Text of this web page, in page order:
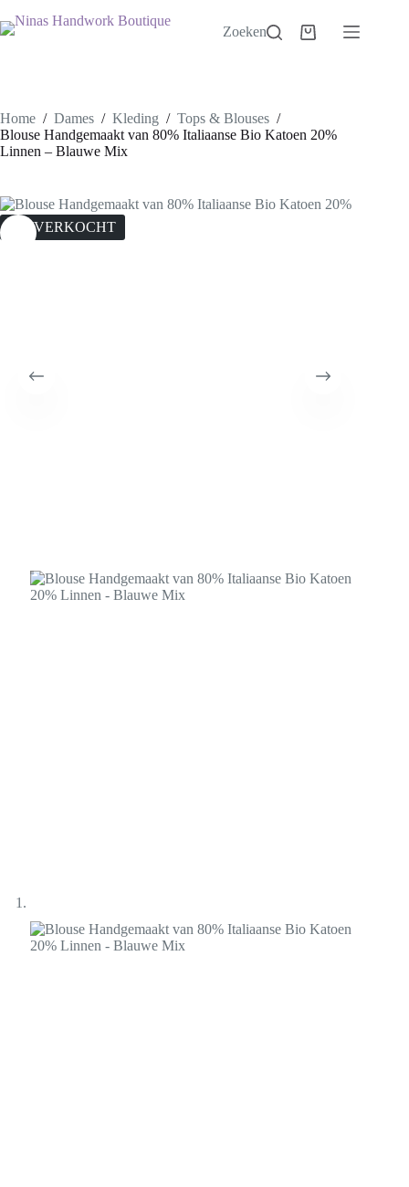
naar
de
Zoeken Winkelwagen
Home / Dames / Kleding / Tops & Blouses /
Blouse Handgemaakt van 80% Italiaanse Bio Katoen 20%
Linnen – Blauwe Mix
UITVERKOCHT